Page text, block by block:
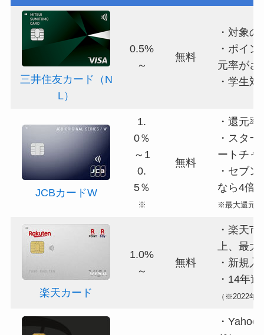
三井住友カード（N
L）
0.5%
～
無料
・対象
・ポイ
元率がさ
・学生
JCBカードW
1.
0％
～1
0.
5％
※
無料
・還元
・スタ
ートチャ
・セブ
なら4倍
※最大還元
楽天カード
1.0%
～
無料
・楽天
上、最大
・新規
・14年
（※2022年
・